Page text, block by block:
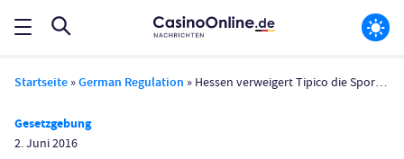
Startseite »German Regulation » Hessen verweigert Tipico die Sportwetten Lizenz
Gesetzgebung
2. Juni 2016